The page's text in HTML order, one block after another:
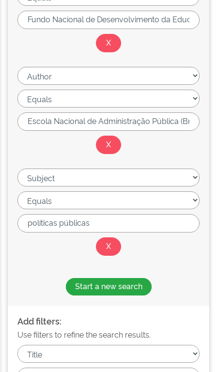
Start a new search
Add filters:
Use filters to refine the search results.